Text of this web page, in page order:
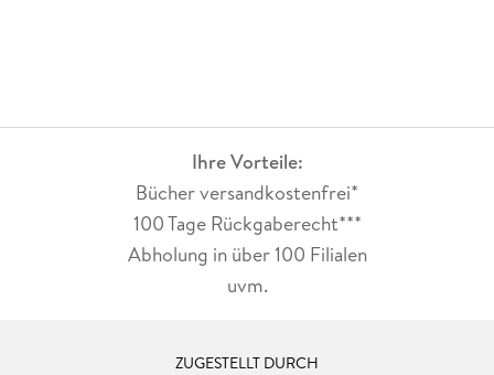
Ihre Vorteile:
Bücher versandkostenfrei*
100 Tage Rückgaberecht***
Abholung in über 100 Filialen
uvm.
ZUGESTELLT DURCH